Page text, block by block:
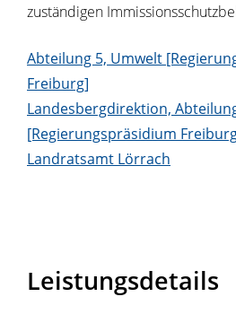
zuständigen
Abteilung 5, Umwelt
Freiburg]
Landesbergdirektion,
[Regierungspräsidium
Landratsamt Lörrach
Leistungsdetails